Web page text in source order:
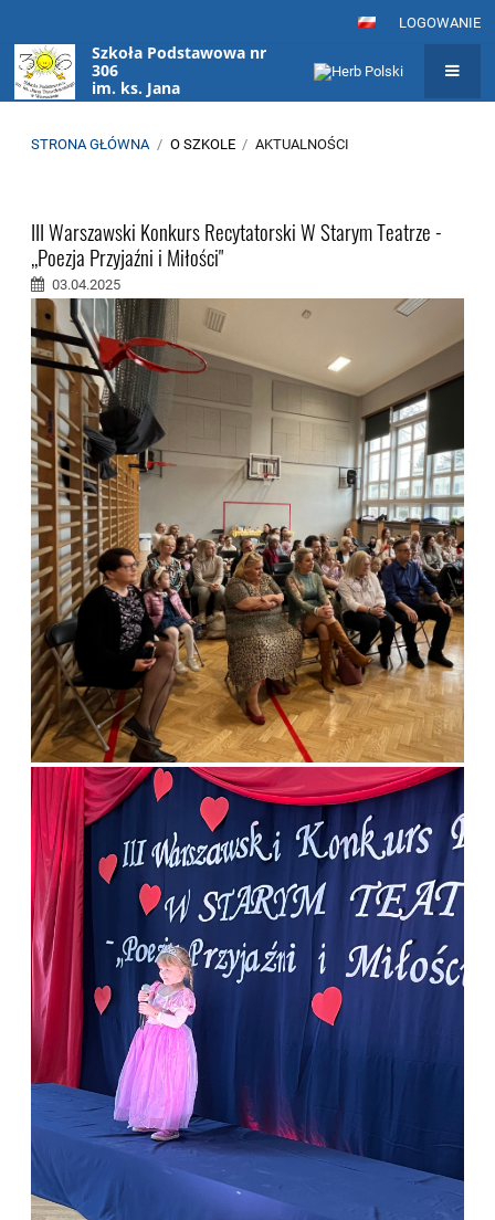
LOGOWANIE
Szkoła Podstawowa nr
306
im. ks. Jana
Twardowskiego
STRONA GŁÓWNA / O SZKOLE / AKTUALNOŚCI
III Warszawski Konkurs Recytatorski W Starym Teatrze -
,,Poezja Przyjaźni i Miłości"
03.04.2025